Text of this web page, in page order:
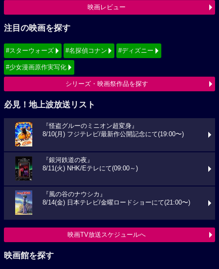
映画レビュー
注目の映画を探す
#スターウォーズ #名探偵コナン #ディズニー
#少女漫画原作実写化
シリーズ・映画祭作品を探す
必見！地上波放送リスト
『怪盗グルーのミニオン超変身』
8/10(月) フジテレビ/最新作公開記念にて(19:00〜)
『銀河鉄道の夜』
8/11(火) NHK/Eテレにて(09:00～)
『風の谷のナウシカ』
8/14(金) 日本テレビ/金曜ロードショーにて(21:00〜)
映画TV放送スケジュールへ
映画館を探す